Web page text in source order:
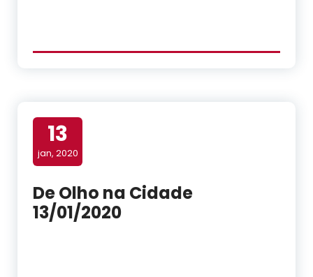
13
jan, 2020
De Olho na Cidade
13/01/2020